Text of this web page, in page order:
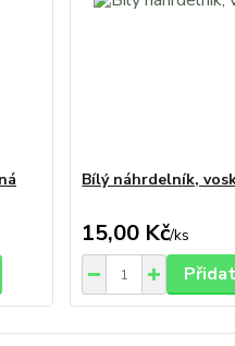
Bílý náhrdelník,
15,00 Kč/ks